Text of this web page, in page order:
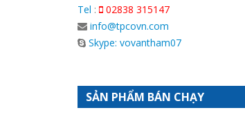
Tel :
02838 315147
info@tpcovn.com
Skype: vovantham07
SẢN PHẨM BÁN CHẠY